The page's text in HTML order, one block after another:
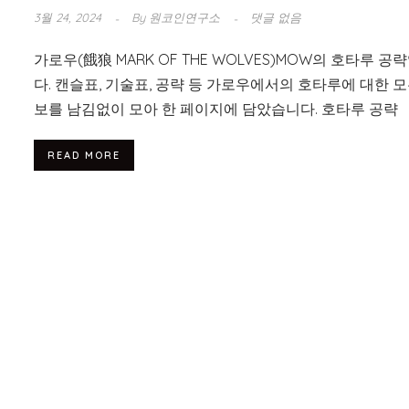
3월 24, 2024 By원코인연구소 댓글 없음
가로우(餓狼 MARK OF THE WOLVES)MOW의 호타루 공
다. 캔슬표, 기술표, 공략 등 가로우에서의 호타루에 대한
보를 남김없이 모아 한 페이지에 담았습니다. 호타루 공략
READ MORE